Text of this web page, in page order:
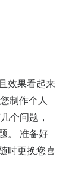
效果看起来
制作个人
个问题，
。 准备好
时更换您喜